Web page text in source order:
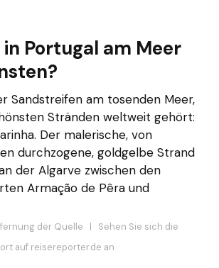
in Portugal am Meer
Sandstreifen am tosenden Meer,
Stränden weltweit gehört:
Der malerische, von
durchzogene, goldgelbe Strand
der Algarve zwischen den
Armação de Pêra und
der Quelle | Sehen Sie sich die
auf reisereporter.de an